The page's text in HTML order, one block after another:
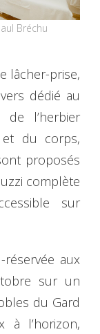
Bréchu
lâcher-prise,
dédié au
de l’herbier
et du corps,
proposés
complète
sur
réservée aux
sur un
du Gard
à l’horizon,